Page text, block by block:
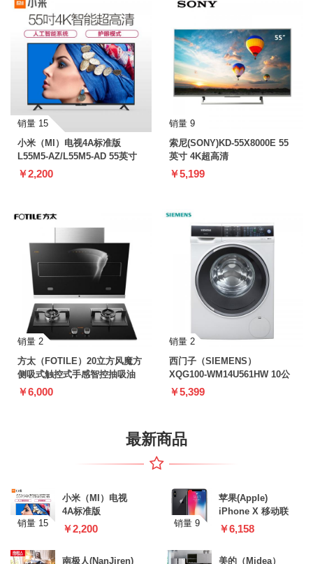
销量 15
小米（MI）电视4A标准版
L55M5-AZ/L55M5-AD 55英寸
￥2,200
销量 9
索尼(SONY)KD-55X8000E 55
英寸 4K超高清
￥5,199
销量 2
方太（FOTILE）20立方风魔方
侧吸式触控式手感智控抽吸油
烟机燃气灶烟灶套餐
￥6,000
销量 2
西门子（SIEMENS）
XQG100-WM14U561HW 10公
斤 变频 一键智能除渍
￥5,399
最新商品
销量 15
小米（MI）电视
4A标准版
L55M5-
￥2,200 销量 9
苹果(Apple)
iPhone X 移动联
通电信全网通4G
￥6,158
南极人(NanJiren) 美的（Midea）